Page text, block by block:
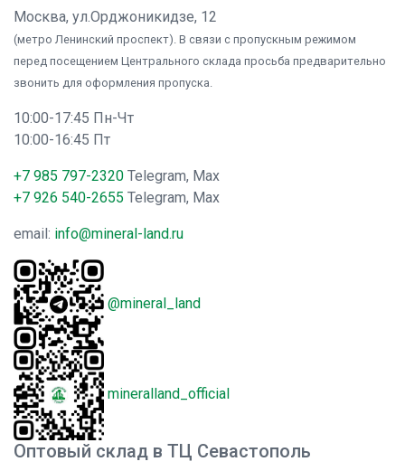
Москва, ул.Орджоникидзе, 12
(метро Ленинский проспект). В связи с пропускным режимом
перед посещением Центрального склада просьба предварительно
звонить для оформления пропуска.
10:00-17:45 Пн-Чт
10:00-16:45 Пт
+7 985 797-2320 Telegram, Max
+7 926 540-2655 Telegram, Max
email: info@mineral-land.ru
@mineral_land
mineralland_official
Оптовый склад в ТЦ Севастополь